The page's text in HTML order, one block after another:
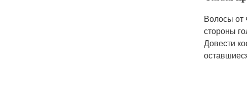
Волосы от
стороны
Довести